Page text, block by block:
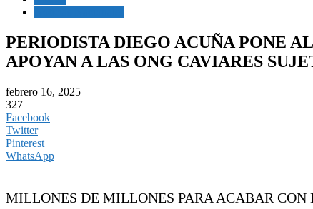
PERIODISTA DIEGO ACUÑA PONE
APOYAN A LAS ONG CAVIARES
febrero 16, 2025
327
Facebook
Twitter
Pinterest
WhatsApp
MILLONES DE MILLONES PARA ACABAR CON